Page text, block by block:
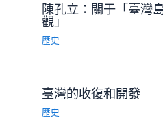
陳孔立：關于「臺灣
觀」
歷史
臺灣的收復和開發
歷史